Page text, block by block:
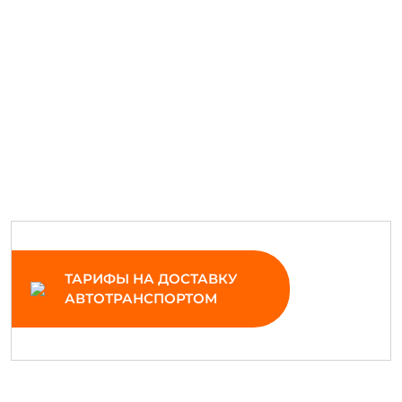
ТАРИФЫ НА ДОСТАВКУ
АВТОТРАНСПОРТОМ